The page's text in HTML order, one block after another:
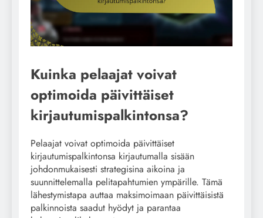
Kuinka pelaajat voivat
optimoida päivittäiset
kirjautumispalkintonsa?
Pelaajat voivat optimoida päivittäiset
kirjautumispalkintonsa kirjautumalla sisään
johdonmukaisesti strategisina aikoina ja
suunnittelemalla pelitapahtumien ympärille. Tämä
lähestymistapa auttaa maksimoimaan päivittäisistä
palkinnoista saadut hyödyt ja parantaa